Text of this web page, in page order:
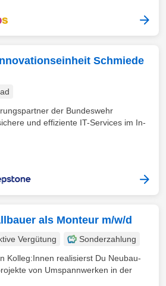
Schmiede
der Bundeswehr
und effiziente IT-Services im In-
als Monteur m/w/d
Vergütung
Sonderzahlung
Kolleg:Innen realisierst Du Neubau-
von Umspannwerken in der